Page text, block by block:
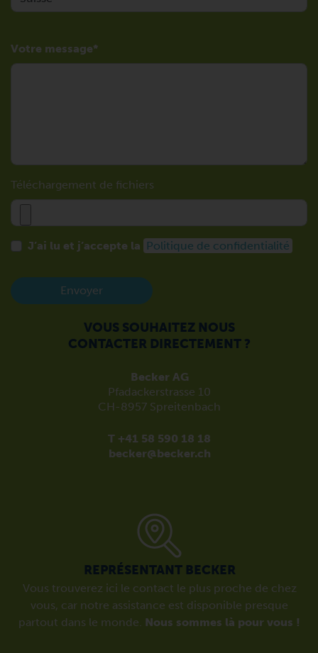
Votre message
Téléchargement de fichiers
J’ai lu et j’accepte la Politique de confidentialité
Envoyer
VOUS SOUHAITEZ NOUS
CONTACTER DIRECTEMENT ?
Becker AG
Pfadackerstrasse 10
CH-8957 Spreitenbach
T +41 58 590 18 18
becker@becker.ch
REPRÉSENTANT BECKER
Vous trouverez ici le contact le plus proche de chez
vous, car notre assistance est disponible presque
partout dans le monde. Nous sommes là pour vous !